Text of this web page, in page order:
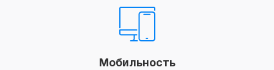
Мобильность